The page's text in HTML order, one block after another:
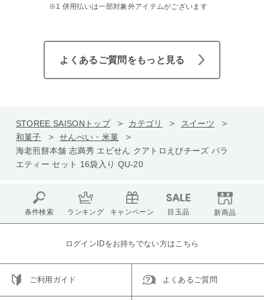
※1 併用払いは一部対象外アイテムがございます
よくあるご質問をもっと見る
STOREE SAISONトップ カテゴリ
スイーツ
和菓子
せんべい・米菓
海老煎餅本舗 志満秀 エビせん クアトロえびチーズ バラ
エティー セット 16袋入り QU-20
条件検索 ランキング キャンペーン 目玉品 新商品
ログインIDをお持ちでない方はこちら
ご利用ガイド よくあるご質問